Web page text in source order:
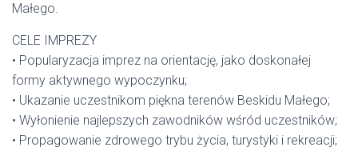
Małego.
CELE IMPREZY
• Popularyzacja imprez na orientację, jako doskonałej
formy aktywnego wypoczynku;
• Ukazanie uczestnikom piękna terenów Beskidu Małego;
• Wyłonienie najlepszych zawodników wśród uczestników;
• Propagowanie zdrowego trybu życia, turystyki i rekreacji;